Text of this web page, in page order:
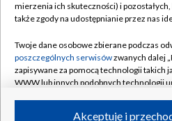
Naziemna Telewizja Cyfrowa
Rada Programowa
System NOS
Informacje o nadawcy
Pomoc
mierzenia ich skuteczności) i
także zgody na udostępnianie przez nas
Twoje dane osobowe zbierane podczas
poszczególnych serwisówzwanych dalej
zapisywane za pomocą technologii takich
WWW lub innych podobnych technologii
Akceptuję i